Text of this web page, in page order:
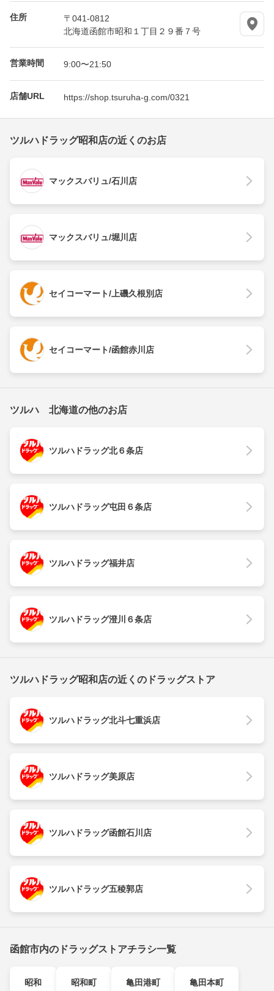
住所
〒041-0812
北海道函館市昭和１丁目２９番７号
営業時間 9:00〜21:50
店舗URL https://shop.tsuruha-g.com/0321
ツルハドラッグ昭和店の近くのお店
マックスバリュ/石川店
マックスバリュ/堀川店
セイコーマート/上磯久根別店
セイコーマート/函館赤川店
ツルハ 北海道の他のお店
ツルハドラッグ北６条店
ツルハドラッグ屯田６条店
ツルハドラッグ福井店
ツルハドラッグ澄川６条店
ツルハドラッグ昭和店の近くのドラッグストア
ツルハドラッグ北斗七重浜店
ツルハドラッグ美原店
ツルハドラッグ函館石川店
ツルハドラッグ五稜郭店
函館市内のドラッグストアチラシ一覧
昭和 昭和町 亀田港町 亀田本町